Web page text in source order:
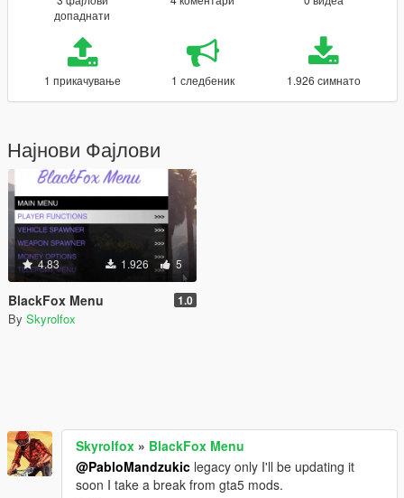
допаднати
1 прикачување 1 следбеник 1.926 симнато
Најнови Фајлови
4.83 1.926 5
BlackFox Menu 1.0
By Skyrolfox
Skyrolfox » BlackFox Menu
@PabloMandzukic legacy only I'll be updating it
soon I take a break from gta5 mods.